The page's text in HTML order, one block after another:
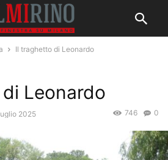
Il traghetto di Leonardo
Leonardo
2025 0
746